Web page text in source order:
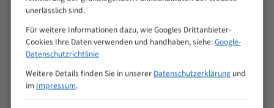
VOLLMATERIAL
M (mm)
Zoll (ZpZ))
>
25
10/14
15 - 40
8/12
25 - 50
unerlässlich sind.
Für weitere Informationen dazu, wie Googles Drittanbieter-
Cookies Ihre Daten verwenden und handhaben, siehe:Google-
Datenschutzrichtlinie
Weitere Details finden Sie in unserer Datenschutzerklärungund
im Impressum.